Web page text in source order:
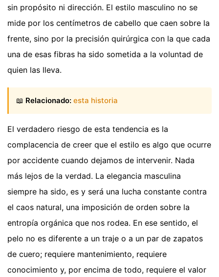
sin propósito ni dirección. El estilo masculino no se
mide por los centímetros de cabello que caen sobre la
frente, sino por la precisión quirúrgica con la que cada
una de esas fibras ha sido sometida a la voluntad de
quien las lleva.
📖 Relacionado: esta historia
El verdadero riesgo de esta tendencia es la
complacencia de creer que el estilo es algo que ocurre
por accidente cuando dejamos de intervenir. Nada
más lejos de la verdad. La elegancia masculina
siempre ha sido, es y será una lucha constante contra
el caos natural, una imposición de orden sobre la
entropía orgánica que nos rodea. En ese sentido, el
pelo no es diferente a un traje o a un par de zapatos
de cuero; requiere mantenimiento, requiere
conocimiento y, por encima de todo, requiere el valor